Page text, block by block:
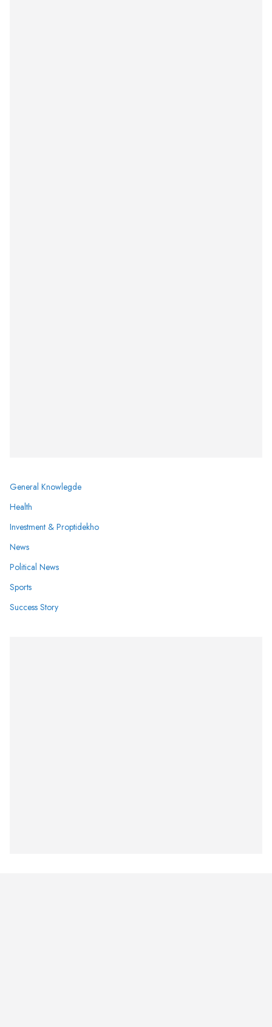
General Knowlegde
Health
Investment & Proptidekho
News
Political News
Sports
Success Story